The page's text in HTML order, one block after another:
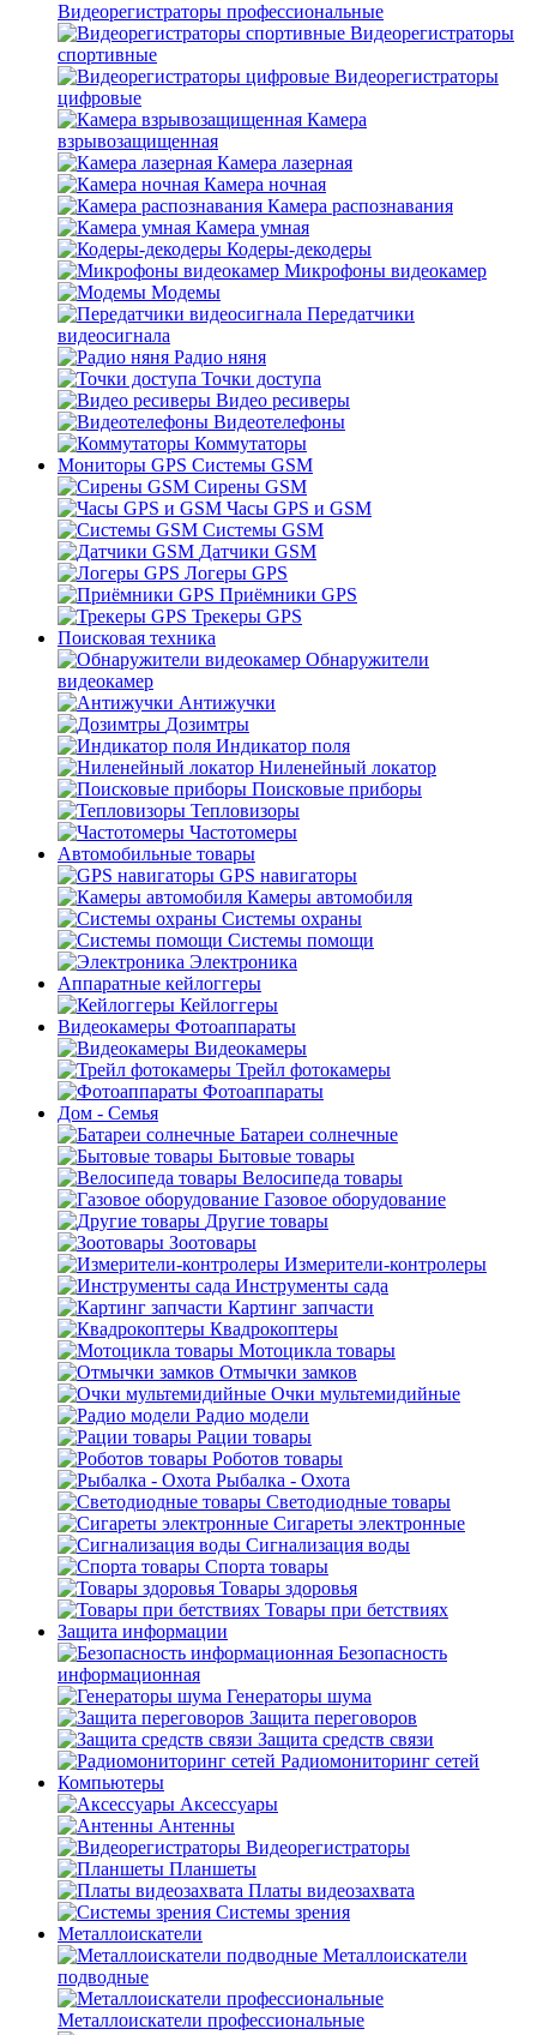
Видеорегистраторы профессиональные
Видеорегистраторы
спортивные
Видеорегистраторы
цифровые
Камера
взрывозащищенная
Камера лазерная
Камера ночная
Камера распознавания
Камера умная
Кодеры-декодеры
Микрофоны видеокамер
Модемы
Передатчики
видеосигнала
Радио няня
Точки доступа
Видео ресиверы
Видеотелефоны
Коммутаторы
Мониторы GPS Системы GSM
Сирены GSM
Часы GPS и GSM
Системы GSM
Датчики GSM
Логеры GPS
Приёмники GPS
Трекеры GPS
Поисковая техника
Обнаружители
видеокамер
Антижучки
Дозимтры
Индикатор поля
Ниленейный локатор
Поисковые приборы
Тепловизоры
Частотомеры
Автомобильные товары
GPS навигаторы
Камеры автомобиля
Системы охраны
Системы помощи
Электроника
Аппаратные кейлоггеры
Кейлоггеры
Видеокамеры Фотоаппараты
Видеокамеры
Трейл фотокамеры
Фотоаппараты
Дом - Семья
Батареи солнечные
Бытовые товары
Велосипеда товары
Газовое оборудование
Другие товары
Зоотовары
Измерители-контролеры
Инструменты сада
Картинг запчасти
Квадрокоптеры
Мотоцикла товары
Отмычки замков
Очки мультемидийные
Радио модели
Рации товары
Роботов товары
Рыбалка - Охота
Светодиодные товары
Сигареты электронные
Сигнализация воды
Спорта товары
Товары здоровья
Товары при бетствиях
Защита информации
Безопасность
информационная
Генераторы шума
Защита переговоров
Защита средств связи
Радиомониторинг сетей
Компьютеры
Аксессуары
Антенны
Видеорегистраторы
Планшеты
Платы видеозахвата
Системы зрения
Металлоискатели
Металлоискатели
подводные
Металлоискатели профессиональные